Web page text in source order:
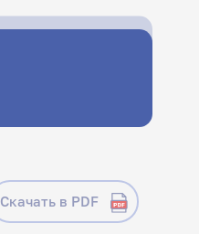
Скачать в PDF